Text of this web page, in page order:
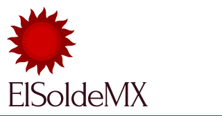
ElSoldeMX